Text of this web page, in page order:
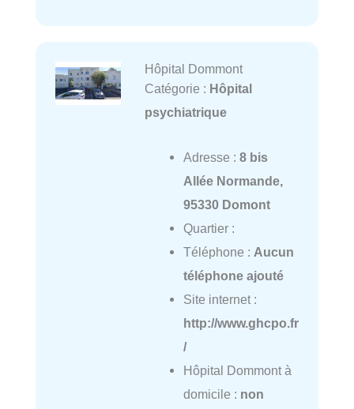
Hôpital Dommont
Catégorie : Hôpital
psychiatrique
Adresse : 8 bis
Allée Normande,
95330 Domont
Quartier :
Téléphone : Aucun
téléphone ajouté
Site internet :
http://www.ghcpo.fr
/
Hôpital Dommont à
domicile : non